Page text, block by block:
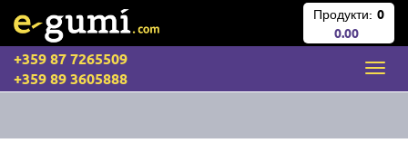
Продукти: 0
0.00
+359 87 7265509
+359 89 3605888